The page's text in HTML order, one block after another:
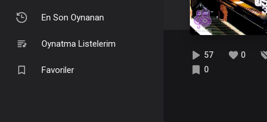
En Son Oynanan
Oynatma Listelerim
Favoriler
57 0
0